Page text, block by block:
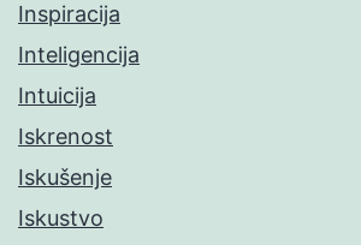
Inspiracija
Inteligencija
Intuicija
Iskrenost
Iskušenje
Iskustvo